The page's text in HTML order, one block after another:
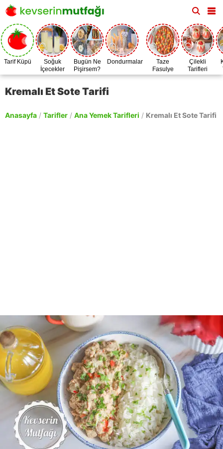
Tarif Küpü
Soğuk
İçecekler
Bugün Ne
Pişirsem?
Dondurmalar
Taze
Fasulye
Zamanı
Çilekli
Tarifleri
Kremalı Et Sote Tarifi
Anasayfa / Tarifler / Ana Yemek Tarifleri / Kremalı Et Sote Tarifi